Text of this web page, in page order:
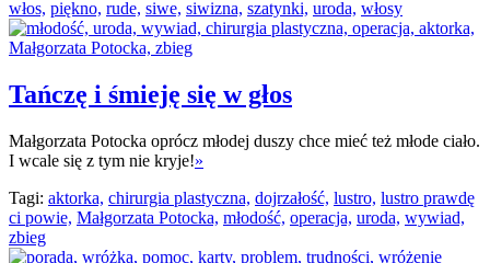
włos, piękno, rude, siwe, siwizna, szatynki, uroda, włosy
Tańczę i śmieję się w głos
Małgorzata Potocka oprócz młodej duszy chce mieć też młode ciało.
I wcale się z tym nie kryje!»
Tagi: aktorka, chirurgia plastyczna, dojrzałość, lustro, lustro prawdę
ci powie, Małgorzata Potocka, młodość, operacja, uroda, wywiad,
zbieg